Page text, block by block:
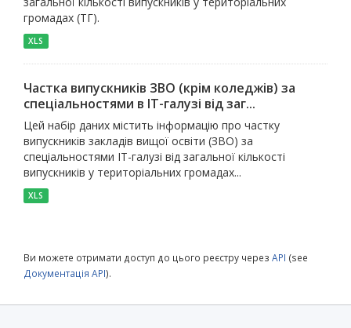
громадах (ТГ).
XLS
Частка випускників ЗВО (крім коледжів) за
спеціальностями в ІТ-галузі від заг...
Цей набір даних містить інформацію про частку
випускників закладів вищої освіти (ЗВО) за
спеціальностями ІТ-галузі від загальної кількості
випускників у територіальних громадах...
XLS
Ви можете отримати доступ до цього реєстру через API (see
Документація API).